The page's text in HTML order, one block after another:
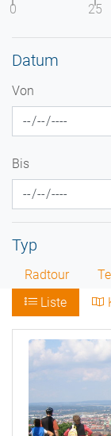
0 25
Datum
Von
Bis
Typ
Radtour
Liste